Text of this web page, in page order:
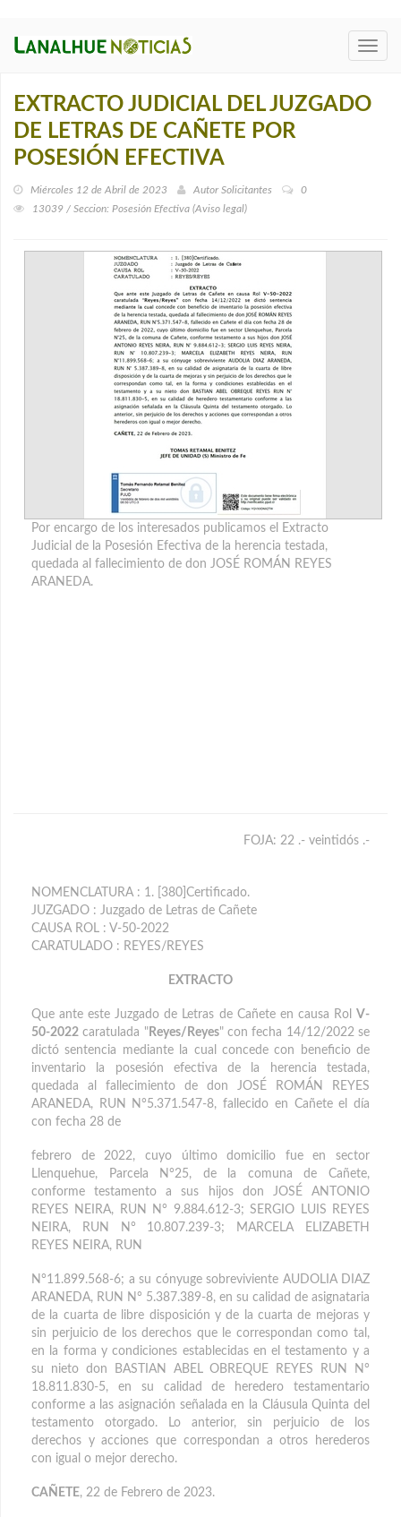
EXTRACTO JUDICIAL DEL JUZGADO
DE LETRAS DE CAÑETE POR
POSESIÓN EFECTIVA
Miércoles 12 de Abril de 2023 Autor Solicitantes
0
13039 / Seccion: Posesión Efectiva (Aviso legal)
Por encargo de los interesados publicamos el Extracto
Judicial de la Posesión Efectiva de la herencia testada,
quedada al fallecimiento de don JOSÉ ROMÁN REYES
ARANEDA.
FOJA: 22 .- veintidós .-
NOMENCLATURA : 1. [380]Certificado.
JUZGADO : Juzgado de Letras de Cañete
CAUSA ROL : V-50-2022
CARATULADO : REYES/REYES
EXTRACTO
Que ante este Juzgado de Letras de Cañete en causa Rol V-
50-2022 caratulada "Reyes/Reyes" con fecha 14/12/2022 se
dictó sentencia mediante la cual concede con beneficio de
inventario la posesión efectiva de la herencia testada,
quedada al fallecimiento de don JOSÉ ROMÁN REYES
ARANEDA, RUN N°5.371.547-8, fallecido en Cañete el día
con fecha 28 de
febrero de 2022, cuyo último domicilio fue en sector
Llenquehue, Parcela N°25, de la comuna de Cañete,
conforme testamento a sus hijos don JOSÉ ANTONIO
REYES NEIRA, RUN N° 9.884.612-3; SERGIO LUIS REYES
NEIRA, RUN N° 10.807.239-3; MARCELA ELIZABETH
REYES NEIRA, RUN
N°11.899.568-6; a su cónyuge sobreviviente AUDOLIA DIAZ
ARANEDA, RUN N° 5.387.389-8, en su calidad de asignataria
de la cuarta de libre disposición y de la cuarta de mejoras y
sin perjuicio de los derechos que le correspondan como tal,
en la forma y condiciones establecidas en el testamento y a
su nieto don BASTIAN ABEL OBREQUE REYES RUN N°
18.811.830-5, en su calidad de heredero testamentario
conforme a las asignación señalada en la Cláusula Quinta del
testamento otorgado. Lo anterior, sin perjuicio de los
derechos y acciones que correspondan a otros herederos
con igual o mejor derecho.
CAÑETE, 22 de Febrero de 2023.